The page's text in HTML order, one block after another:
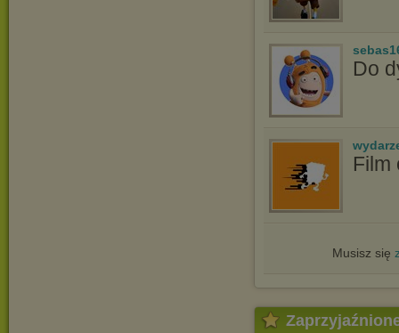
Do
Film
Musisz się